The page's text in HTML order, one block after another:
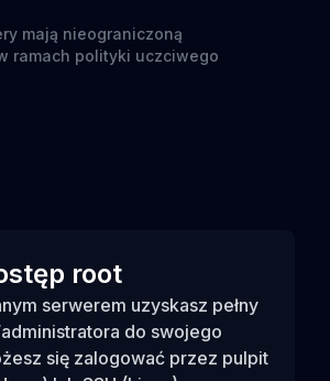
mają nieograniczoną
ramach polityki uczciwego
root
serwerem uzyskasz pełny
do swojego
się zalogować przez pulpit